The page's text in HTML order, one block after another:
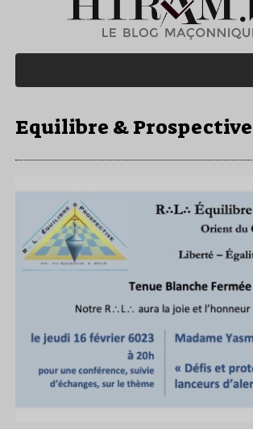
Equilibre & Prospective